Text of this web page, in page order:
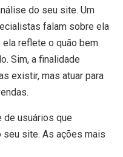
do seu site. Um
falam sobre ela
ela reflete o quão bem
Sim, a finalidade
existir, mas atuar para
de usuários que
seu site. As ações mais